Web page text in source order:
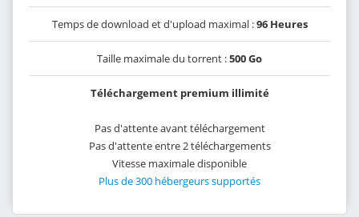
Temps de download et d'upload maximal :96 Heures
Taille maximale du torrent :500 Go
Téléchargement premium illimité
Pas d'attente avant téléchargement
Pas d'attente entre 2 téléchargements
Vitesse maximale disponible
Plus de 300 hébergeurs supportés